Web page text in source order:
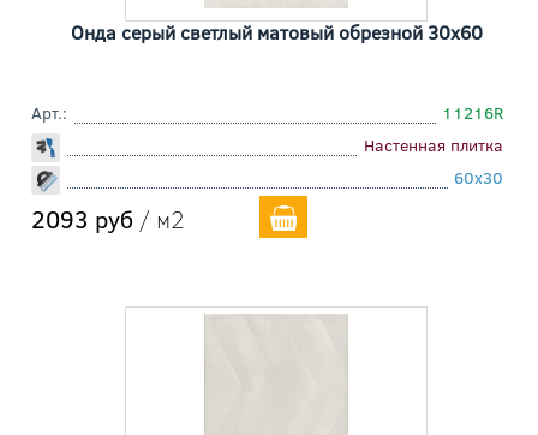
Онда серый светлый матовый обрезной 30x60
Арт.:
11216R
Настенная плитка
60x30
2093 руб / м2